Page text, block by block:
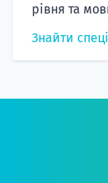
рівня та
Знайти